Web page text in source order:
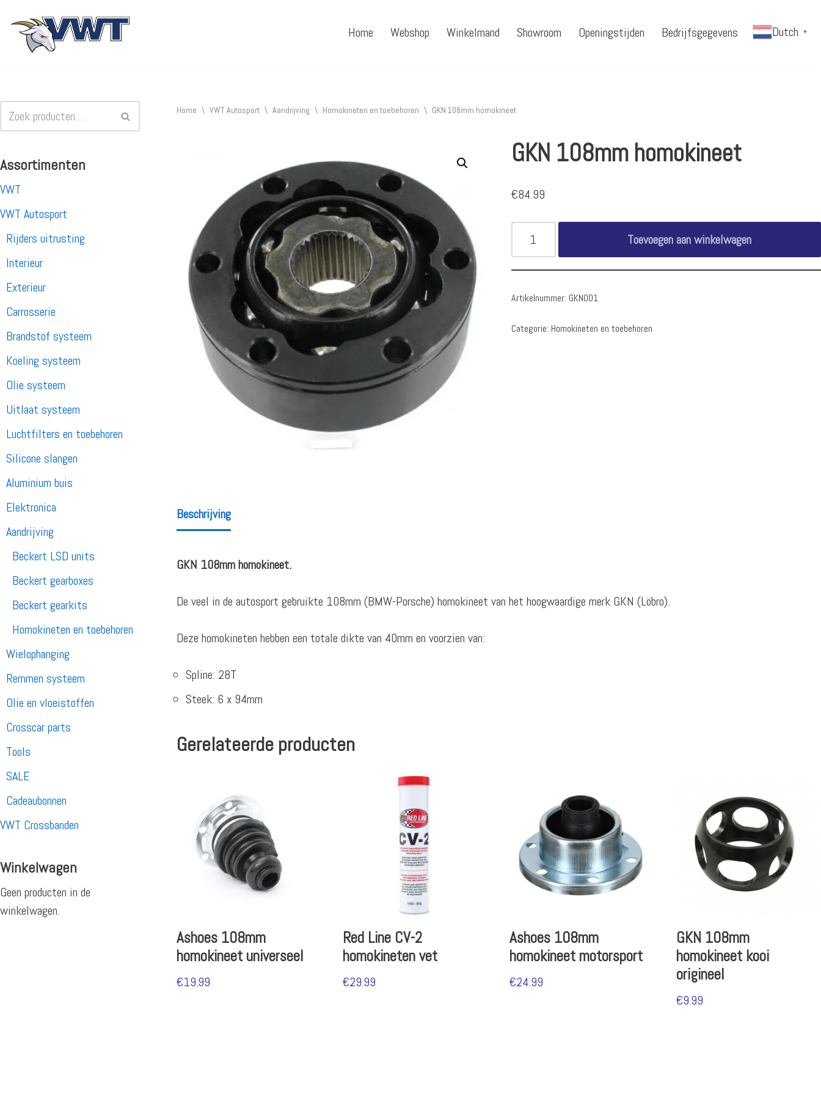
Ga
Home Webshop Winkelmand Showroom Openingstijden Bedrijfsgegevens Dutch ▼
Assortimenten
VWT
VWT Autosport
Rijders uitrusting
Interieur
Exterieur
Carrosserie
Brandstof systeem
Koeling systeem
Olie systeem
Uitlaat systeem
Luchtfilters en toebehoren
Silicone slangen
Aluminium buis
Elektronica
Aandrijving
Beckert LSD units
Beckert gearboxes
Beckert gearkits
Homokineten en toebehoren
Wielophanging
Remmen systeem
Olie en vloeistoffen
Crosscar parts
Tools
SALE
Cadeaubonnen
VWT Crossbanden
Winkelwagen
Geen producten in de
winkelwagen.
Home \ VWT Autosport \ Aandrijving \ Homokineten en toebehoren \ GKN 108mm homokineet
GKN 108mm homokineet
€84.99
Toevoegen aan winkelwagen
Artikelnummer: GKN001
Categorie: Homokineten en toebehoren
Beschrijving
GKN 108mm homokineet.
De veel in de autosport gebruikte 108mm (BMW-Porsche) homokineet van het hoogwaardige merk GKN (Löbro).
Deze homokineten hebben een totale dikte van 40mm en voorzien van:
Spline: 28T
Steek: 6 x 94mm
Gerelateerde producten
Ashoes 108mm
homokineet universeel
€19.99
Red Line CV-2
homokineten vet
€29.99
Ashoes 108mm
homokineet motorsport
€24.99
GKN 108mm
homokineet kooi
origineel
€9.99